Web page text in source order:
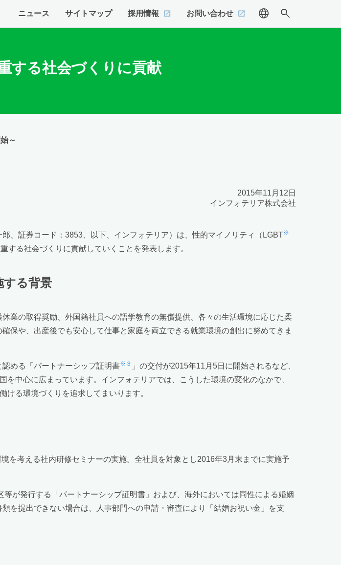
ニュース サイトマップ 採用情報 お問い合わせ language search
する社会づくりに貢献
～
2015年11月12日
インフォテリア株式会社
、証券コード：3853、以下、インフォテリア）は、性的マイノリティ（LGBT※
する社会づくりに貢献していくことを発表します。
する背景
業の取得奨励、外国籍社員への語学教育の無償提供、各々の生活環境に応じた柔
保や、出産後でも安心して仕事と家庭を両立できる就業環境の創出に努めてきま
める「パートナーシップ証明書※３
」の交付が2015年11月5日に開始されるなど、
中心に広まっています。インフォテリアでは、こうした環境の変化のなかで、
る環境づくりを追求してまいります。
考える社内研修セミナーの実施。全社員を対象とし2016年3月末までに実施予
が発行する「パートナーシップ証明書」および、海外においては同性による婚姻
を提出できない場合は、人事部門への申請・審査により「結婚お祝い金」を支